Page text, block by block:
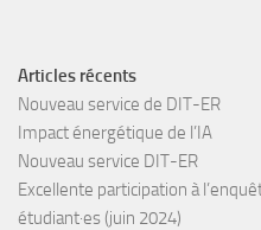
Articles récents
Nouveau service de DIT-ER
Impact énergétique de l’IA
Nouveau service DIT-ER
Excellente participation à
étudiant·es (juin 2024)